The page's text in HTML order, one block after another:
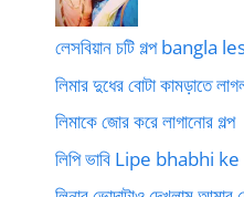
লেসবিয়ান চটি গল্প
লিমার দুধের বোটা কামড়াতে
লিমাকে জোর করে লাগানোর গল্প
লিপি ভাবি Lipe bhabhi